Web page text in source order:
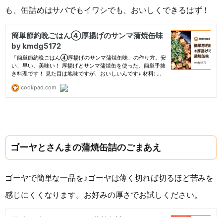
も、缶詰めはサバでもイワシでも、おいしくできるはず！
ゴーヤとさんまの蒲焼缶詰のごまあえ
ゴーヤで簡単な一品を♪ゴーヤは薄く切れば切るほど苦みを
感じにくくなります。お好みの厚さでお試しください。